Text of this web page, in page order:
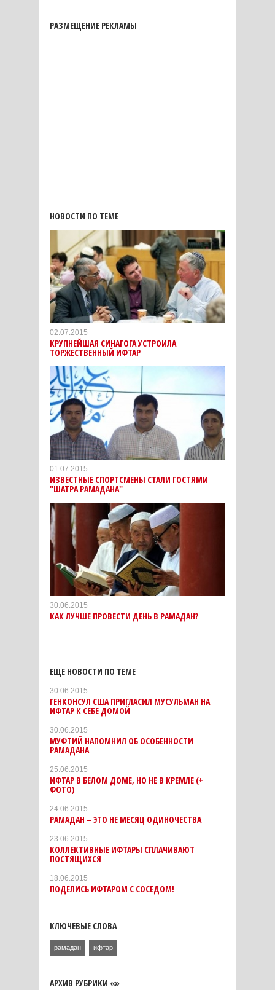
РАЗМЕЩЕНИЕ РЕКЛАМЫ
НОВОСТИ ПО ТЕМЕ
02.07.2015
КРУПНЕЙШАЯ СИНАГОГА УСТРОИЛА
ТОРЖЕСТВЕННЫЙ ИФТАР
01.07.2015
ИЗВЕСТНЫЕ СПОРТСМЕНЫ СТАЛИ ГОСТЯМИ
"ШАТРА РАМАДАНА"
30.06.2015
КАК ЛУЧШЕ ПРОВЕСТИ ДЕНЬ В РАМАДАН?
ЕЩЕ НОВОСТИ ПО ТЕМЕ
30.06.2015
ГЕНКОНСУЛ США ПРИГЛАСИЛ МУСУЛЬМАН НА
ИФТАР К СЕБЕ ДОМОЙ
30.06.2015
МУФТИЙ НАПОМНИЛ ОБ ОСОБЕННОСТИ
РАМАДАНА
25.06.2015
ИФТАР В БЕЛОМ ДОМЕ, НО НЕ В КРЕМЛЕ (+
ФОТО)
24.06.2015
РАМАДАН – ЭТО НЕ МЕСЯЦ ОДИНОЧЕСТВА
23.06.2015
КОЛЛЕКТИВНЫЕ ИФТАРЫ СПЛАЧИВАЮТ
ПОСТЯЩИХСЯ
18.06.2015
ПОДЕЛИСЬ ИФТАРОМ С СОСЕДОМ!
КЛЮЧЕВЫЕ СЛОВА
рамадан ифтар
АРХИВ РУБРИКИ «»